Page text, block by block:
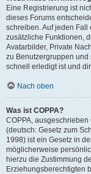
Eine Registrierung ist
dieses Forums
schreiben. Auf jeden Fall
zusätzliche Funktionen,
Avatarbilder, Private
zu Benutzergruppen und
schnell erledigt ist und
Nach oben
Was ist COPPA?
COPPA, ausgeschrieben
(deutsch: Gesetz zum
1998) ist ein Gesetz in
möglicherweise
hierzu die Zustimmung
Erziehungsberechtigten